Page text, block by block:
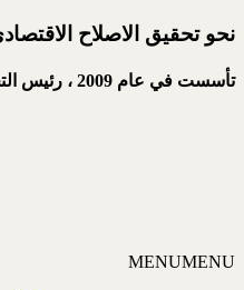
نحو تحقيق الاصلاح
تأسست في عام 2009 ، رئيس
MENUMENU